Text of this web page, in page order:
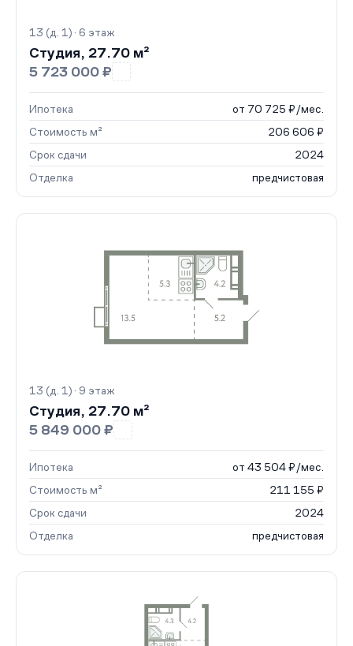
13 (д. 1) · 6 этаж
Студия, 27.70 м²
5 723 000 ₽
Ипотека
от 70 725 ₽/мес.
Стоимость м²
206 606 ₽
Срок сдачи
2024
Отделка
предчистовая
13 (д. 1) · 9 этаж
Студия, 27.70 м²
5 849 000 ₽
Ипотека
от 43 504 ₽/мес.
Стоимость м²
211 155 ₽
Срок сдачи
2024
Отделка
предчистовая